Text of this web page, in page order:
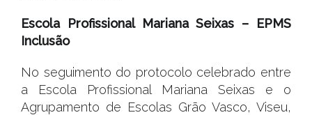
Escola Profissional Mariana Seixas – EPMS
Inclusão
No seguimento do protocolo celebrado entre
a Escola Profissional Mariana Seixas e o
Agrupamento de Escolas Grão Vasco, Viseu,